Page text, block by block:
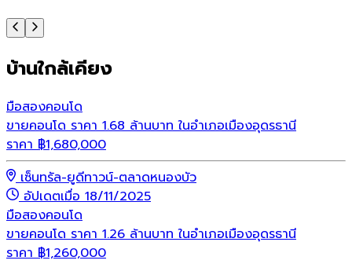
บ้านใกล้เคียง
มือสองคอนโด
ขายคอนโด ราคา 1.68 ล้านบาท ในอำเภอเมืองอุดรธานี
ราคา ฿1,680,000
เซ็นทรัล-ยูดีทาวน์-ตลาดหนองบัว
อัปเดตเมื่อ 18/11/2025
มือสองคอนโด
ขายคอนโด ราคา 1.26 ล้านบาท ในอำเภอเมืองอุดรธานี
ราคา ฿1,260,000